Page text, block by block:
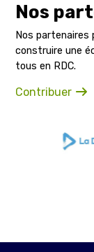
Nos
Nos
construire une
tous en RDC.
Contribuer